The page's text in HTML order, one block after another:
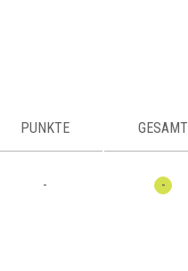
PUNKTE GESAMT
- -